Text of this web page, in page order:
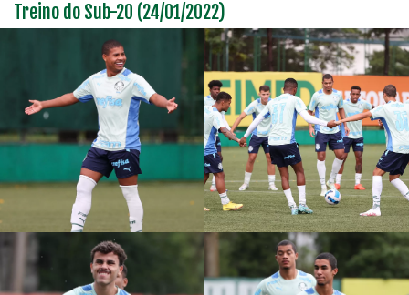
Treino do Sub-20 (24/01/2022)